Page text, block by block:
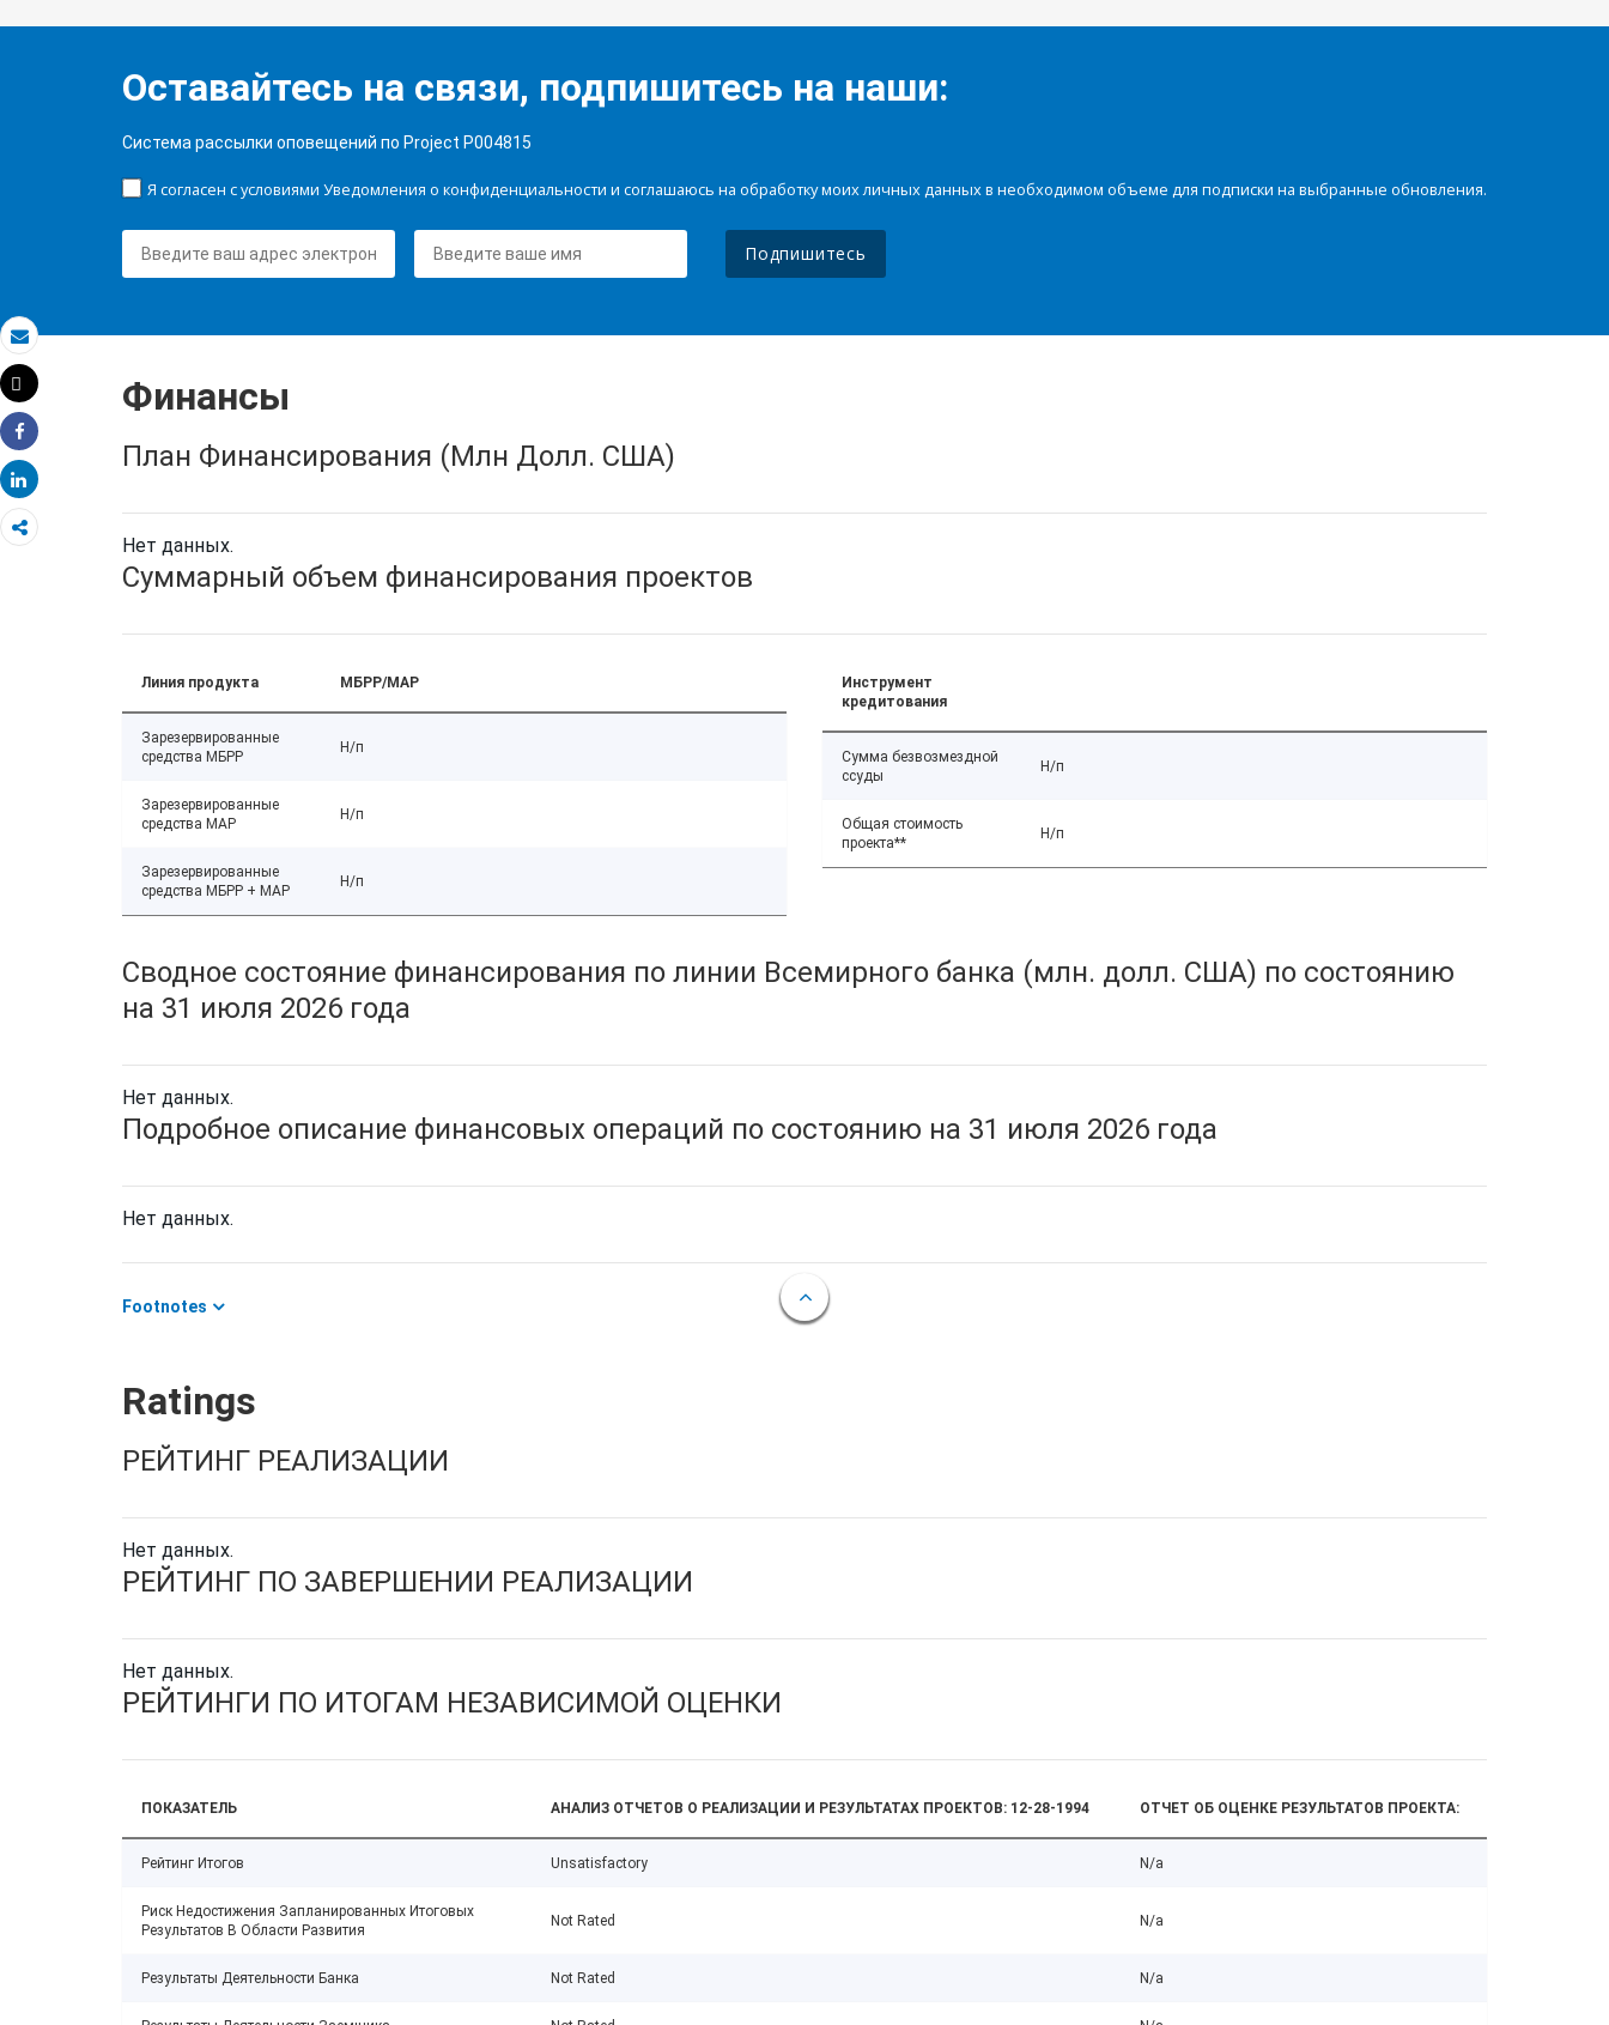
Электронная почта
Распечатать
Tweet
Share
Share
Оставайтесь на связи, подпишитесь на наши:
Система рассылки оповещений по Project P004815
Я согласен с условиями Уведомления о конфиденциальности и соглашаюсь на обработку моих личных данных в необходимом объеме для подписки на выбранные обновления.
Подпишитесь
Финансы
План Финансирования (Млн Долл. США)
Нет данных.
Суммарный объем финансирования проектов
Линия продукта МБРР/МАР
Зарезервированные
средства МБРР
Н/п
Зарезервированные
средства МАР
Н/п
Зарезервированные
средства МБРР + МАР
Н/п
Инструмент
кредитования
Сумма безвозмездной
ссуды
Н/п
Общая стоимость
проекта**
Н/п
Сводное состояние финансирования по линии Всемирного банка (млн. долл. США) по состоянию
на 31 июля 2026 года
Нет данных.
Подробное описание финансовых операций по состоянию на 31 июля 2026 года
Нет данных.
Footnotes
Ratings
РЕЙТИНГ РЕАЛИЗАЦИИ
Нет данных.
РЕЙТИНГ ПО ЗАВЕРШЕНИИ РЕАЛИЗАЦИИ
Нет данных.
РЕЙТИНГИ ПО ИТОГАМ НЕЗАВИСИМОЙ ОЦЕНКИ
ПОКАЗАТЕЛЬ АНАЛИЗ ОТЧЕТОВ О РЕАЛИЗАЦИИ И РЕЗУЛЬТАТАХ ПРОЕКТОВ: 12-28-1994 ОТЧЕТ ОБ ОЦЕНКЕ РЕЗУЛЬТАТОВ ПРОЕКТА:
Рейтинг Итогов Unsatisfactory N/a
Риск Недостижения Запланированных Итоговых
Результатов В Области Развития
Not Rated N/a
Результаты Деятельности Банка Not Rated N/a